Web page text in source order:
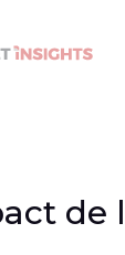
de